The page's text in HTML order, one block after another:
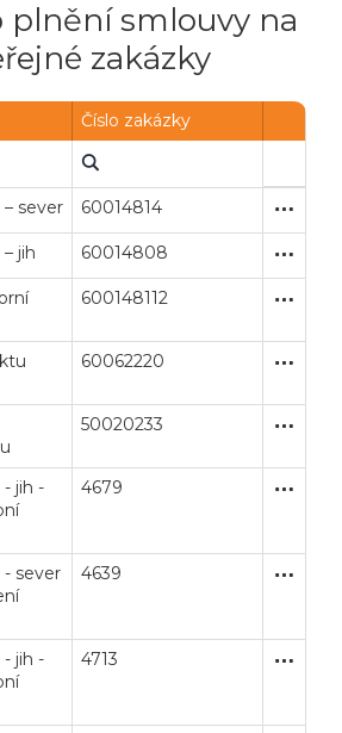
plnění smlouvy na
zakázky
Číslo zakázky
sever 60014814
jih 60014808
600148112 Služby
60062220 Služby
50020233 Služby
jih -
4679
sever
4639
jih -
4713
Zadavatel Webináře
Powered by chaterimo